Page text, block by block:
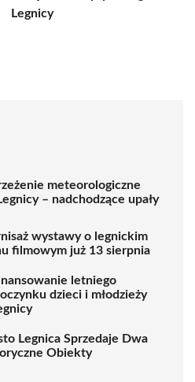
Legnicy
meteorologiczne
– nadchodzące upały
wystawy o legnickim
filmowym już 13 sierpnia
letniego
dzieci i młodzieży
Legnica Sprzedaje Dwa
Obiekty